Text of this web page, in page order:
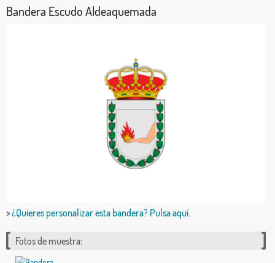
Bandera Escudo Aldeaquemada
>¿Quieres personalizar esta bandera? Pulsa aquí.
Fotos de muestra: